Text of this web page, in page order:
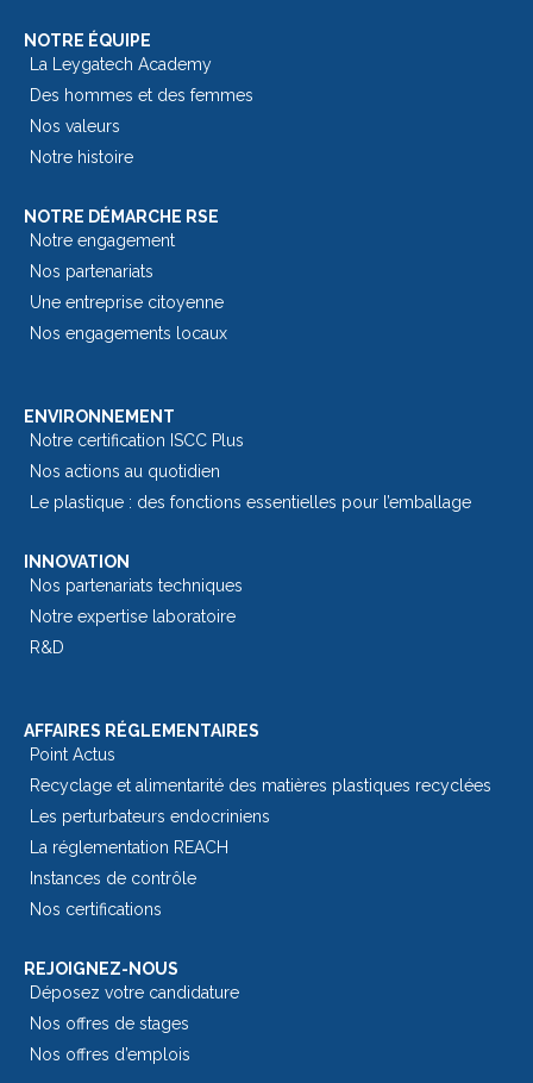
NOTRE ÉQUIPE
La Leygatech Academy
Des hommes et des femmes
Nos valeurs
Notre histoire
NOTRE DÉMARCHE RSE
Notre engagement
Nos partenariats
Une entreprise citoyenne
Nos engagements locaux
ENVIRONNEMENT
Notre certification ISCC Plus
Nos actions au quotidien
Le plastique : des fonctions essentielles pour l’emballage​
INNOVATION
Nos partenariats techniques
Notre expertise laboratoire
R&D
AFFAIRES RÉGLEMENTAIRES
Point Actus
Recyclage et alimentarité des matières plastiques recyclées
Les perturbateurs endocriniens
La réglementation REACH
Instances de contrôle
Nos certifications
REJOIGNEZ-NOUS
Déposez votre candidature
Nos offres de stages
Nos offres d’emplois